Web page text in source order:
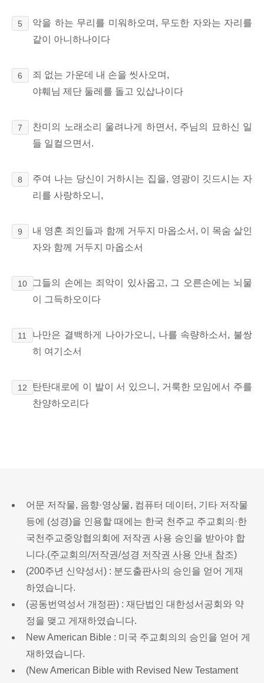
5
악을 하는 무리를 미워하오며, 무도한 자와는 자리를
같이 아니하나이다
6
죄 없는 가운데 내 손을 씻사오며,
야훼님 제단 둘레를 돌고 있삽나이다
7
찬미의 노래소리 울려나게 하면서, 주님의 묘하신 일
들 일컬으면서.
8
주여 나는 당신이 거하시는 집을, 영광이 깃드시는 자
리를 사랑하오니,
9
내 영혼 죄인들과 함께 거두지 마옵소서, 이 목숨 살인
자와 함께 거두지 마옵소서
10
그들의 손에는 죄악이 있사옵고, 그 오른손에는 뇌물
이 그득하오이다
11
나만은 결백하게 나아가오니, 나를 속량하소서, 불쌍
히 여기소서
12
탄탄대로에 이 발이 서 있으니, 거룩한 모임에서 주를
찬양하오리다
어문 저작물, 음향·영상물, 컴퓨터 데이터, 기타 저작물
등에 (성경)을 인용할 때에는 한국 천주교 주교회의·한
국천주교중앙협의회에 저작권 사용 승인을 받아야 합
니다.(주교회의/저작권/성경 저작권 사용 안내 참조)
(200주년 신약성서) : 분도출판사의 승인을 얻어 게재
하였습니다.
(공동번역성서 개정판) : 재단법인 대한성서공회와 약
정을 맺고 게재하였습니다.
New American Bible : 미국 주교회의의 승인을 얻어 게
재하였습니다.
(New American Bible with Revised New Testament